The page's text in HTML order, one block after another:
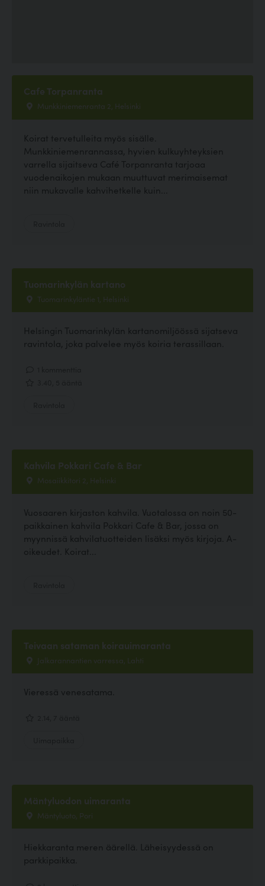
Cafe Torpanranta
Munkkiniemenranta 2, Helsinki
Koirat tervetulleita myös sisälle.
Munkkiniemenrannassa, hyvien kulkuyhteyksien
varrella sijaitseva Café Torpanranta tarjoaa
vuodenaikojen mukaan muuttuvat merimaisemat
niin mukavalle kahvihetkelle kuin...
Tuomarinkylän kartano
Tuomarinkyläntie 1, Helsinki
Helsingin Tuomarinkylän kartanomiljöössä sijatseva
ravintola, joka palvelee myös koiria terassillaan.
Kahvila Pokkari Cafe & Bar
Mosaiikkitori 2, Helsinki
Vuosaaren kirjaston kahvila. Vuotalossa on noin 50-
paikkainen kahvila Pokkari Cafe & Bar, jossa on
myynnissä kahvilatuotteiden lisäksi myös kirjoja. A-
oikeudet. Koirat...
Teivaan sataman koirauimaranta
Jalkarannantien varressa, Lahti
Vieressä venesatama.
Mäntyluodon uimaranta
Mäntyluoto, Pori
Hiekkaranta meren äärellä. Läheisyydessä on
parkkipaikka.